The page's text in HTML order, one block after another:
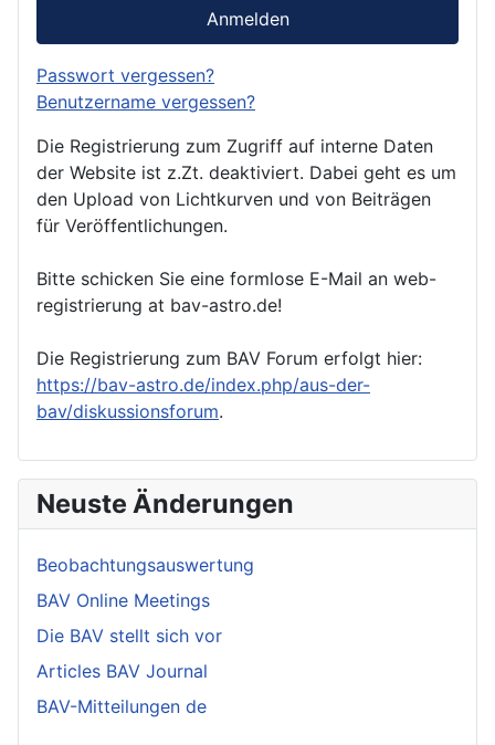
Anmelden
Passwort vergessen?
Benutzername vergessen?
Die Registrierung zum Zugriff auf interne Daten
der Website ist z.Zt. deaktiviert. Dabei geht es um
den Upload von Lichtkurven und von Beiträgen
für Veröffentlichungen.
Bitte schicken Sie eine formlose E-Mail an web-
registrierung at bav-astro.de!
Die Registrierung zum BAV Forum erfolgt hier:
https://bav-astro.de/index.php/aus-der-
bav/diskussionsforum.
Neuste Änderungen
Beobachtungsauswertung
BAV Online Meetings
Die BAV stellt sich vor
Articles BAV Journal
BAV-Mitteilungen de